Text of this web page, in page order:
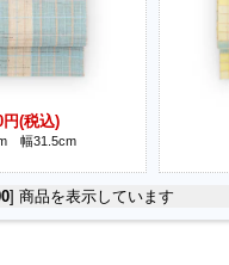
円(税込)
幅31.5cm
] 商品を表示しています